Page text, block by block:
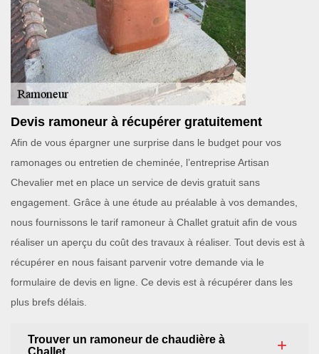
Devis ramoneur à récupérer gratuitement
Afin de vous épargner une surprise dans le budget pour vos
ramonages ou entretien de cheminée, l’entreprise Artisan
Chevalier met en place un service de devis gratuit sans
engagement. Grâce à une étude au préalable à vos demandes,
nous fournissons le tarif ramoneur à Challet gratuit afin de vous
réaliser un aperçu du coût des travaux à réaliser. Tout devis est à
récupérer en nous faisant parvenir votre demande via le
formulaire de devis en ligne. Ce devis est à récupérer dans les
plus brefs délais.
Trouver un ramoneur de chaudière à
Challet